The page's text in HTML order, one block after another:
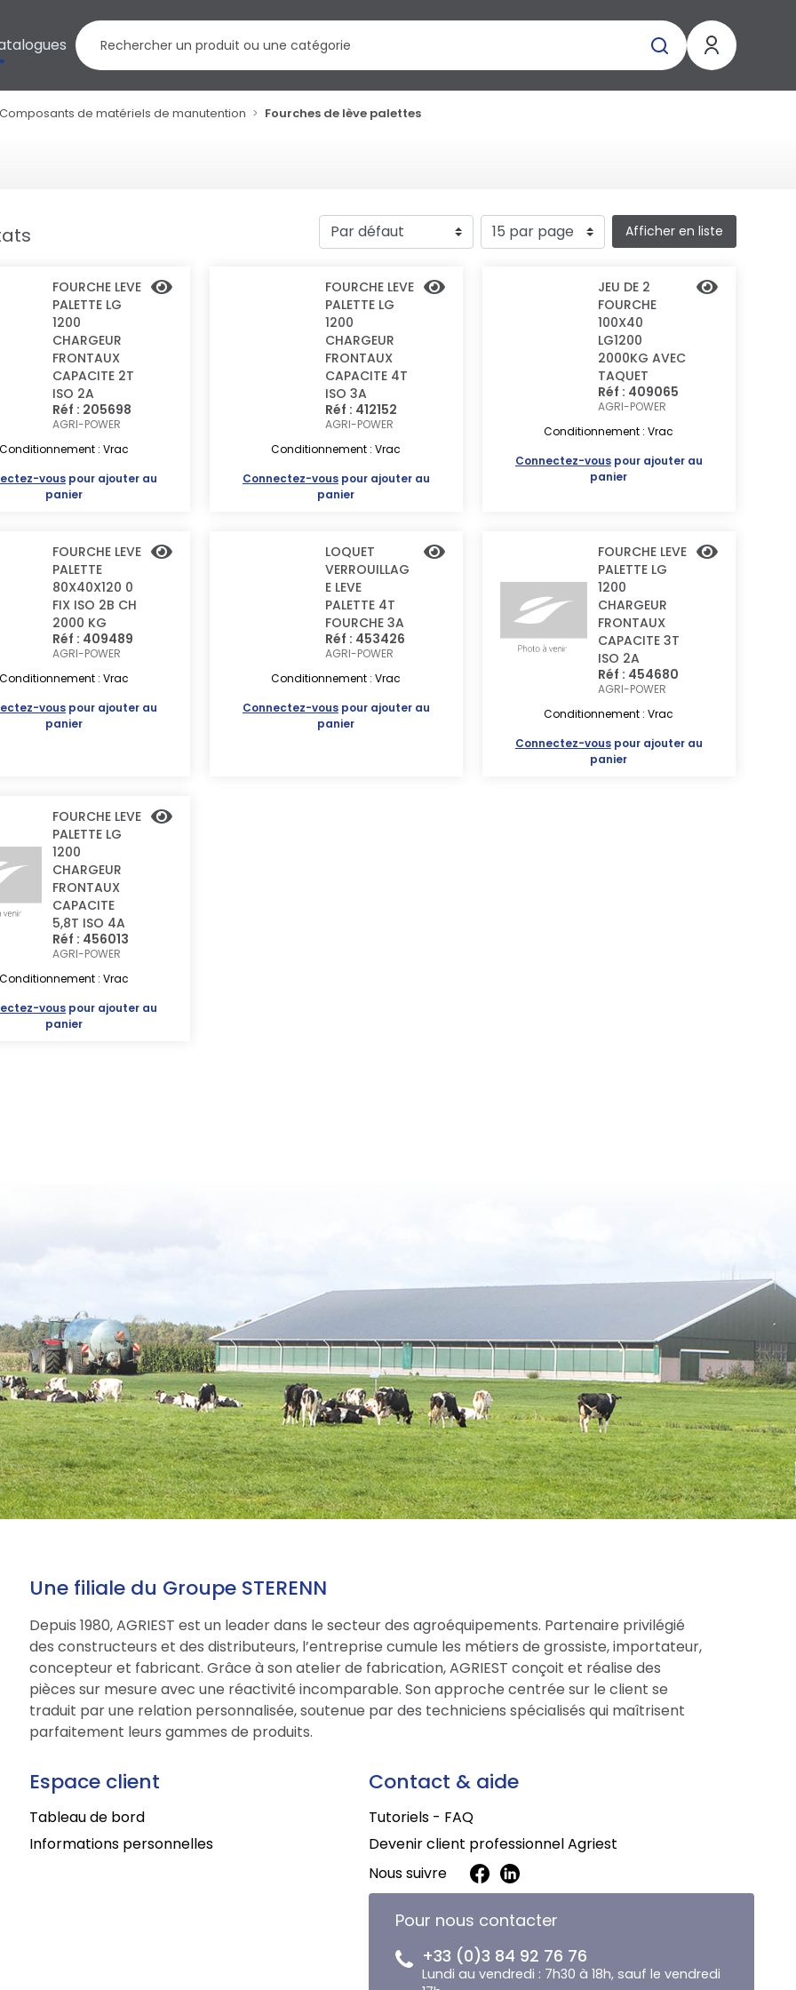
Composants de matériels de manutention Fourches de lève palettes
Afficher en liste
FOURCHE LEVE
PALETTE LG
1200
CHARGEUR
FRONTAUX
CAPACITE 2T
ISO 2A
Réf : 205698
AGRI-POWER
: Vrac
vous pour ajouter au
panier
FOURCHE LEVE
PALETTE LG
1200
CHARGEUR
FRONTAUX
CAPACITE 4T
ISO 3A
Réf : 412152
AGRI-POWER
Conditionnement : Vrac
Connectez-vouspour ajouter au
panier
JEU DE 2
FOURCHE
100X40
LG1200
2000KG AVEC
TAQUET
Réf : 409065
AGRI-POWER
Conditionnement : Vrac
Connectez-vouspour ajouter au
panier
FOURCHE LEVE
PALETTE
80X40X120 0
FIX ISO 2B CH
2000 KG
Réf : 409489
AGRI-POWER
: Vrac
vous pour ajouter au
panier
LOQUET
VERROUILLAG
E LEVE
PALETTE 4T
FOURCHE 3A
Réf : 453426
AGRI-POWER
Conditionnement : Vrac
Connectez-vouspour ajouter au
panier
FOURCHE LEVE
PALETTE LG
1200
CHARGEUR
FRONTAUX
CAPACITE 3T
ISO 2A
Réf : 454680
AGRI-POWER
Conditionnement : Vrac
Connectez-vouspour ajouter au
panier
FOURCHE LEVE
PALETTE LG
1200
CHARGEUR
FRONTAUX
CAPACITE
5,8T ISO 4A
Réf : 456013
AGRI-POWER
: Vrac
vous pour ajouter au
panier
Une filiale du Groupe STERENN
Depuis 1980, AGRIEST est un leader dans le secteur des agroéquipements. Partenaire privilégié
des constructeurs et des distributeurs, l’entreprise cumule les métiers de grossiste, importateur,
concepteur et fabricant. Grâce à son atelier de fabrication, AGRIEST conçoit et réalise des
pièces sur mesure avec une réactivité incomparable. Son approche centrée sur le client se
traduit par une relation personnalisée, soutenue par des techniciens spécialisés qui maîtrisent
parfaitement leurs gammes de produits.
Espace client
Tableau de bord
Informations personnelles
Contact & aide
Tutoriels - FAQ
Devenir client professionnel Agriest
Nous suivre
Pour nous contacter
+33 (0)3 84 92 76 76
Lundi au vendredi : 7h30 à 18h, sauf le vendredi